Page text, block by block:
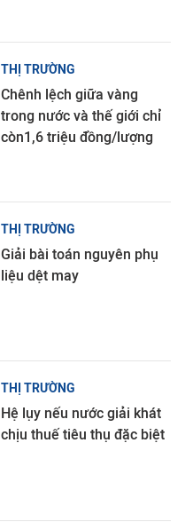
THỊ TRƯỜNG
Chênh lệch giữa vàng
trong nước và thế giới chỉ
còn1,6 triệu đồng/lượng
THỊ TRƯỜNG
Giải bài toán nguyên phụ
liệu dệt may
THỊ TRƯỜNG
Hệ lụy nếu nước giải khát
chịu thuế tiêu thụ đặc biệt